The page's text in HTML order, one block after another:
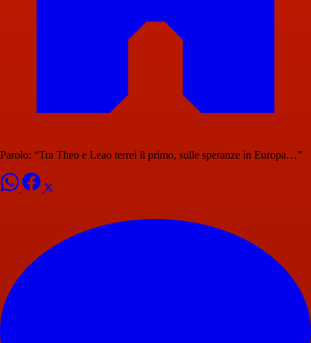
Parolo: “Tra Theo e Leao terrei il primo, sulle speranze in Europa…”